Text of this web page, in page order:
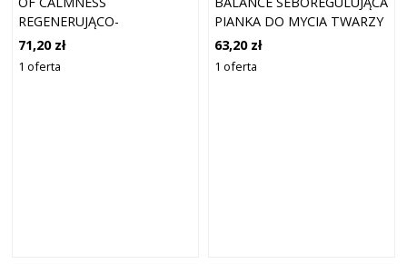
REGENERUJĄCO-
WYCISZAJĄCY TONIK DO
TWARZY TONIKI DO
71,20 zł
1 oferta
PIANKA DO MYCIA TWARZY
PIANKI DO TWARZY 150 ML
63,20 zł
1 oferta